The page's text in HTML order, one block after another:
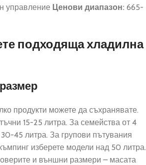
управление Ценови диапазон: 665-
подходяща хладилна
продукти можете да съхранявате.
15-25 литра. За семейства от 4
45 литра. За групови пътувания
изберете модели над 50 литра.
и външни размери – масата